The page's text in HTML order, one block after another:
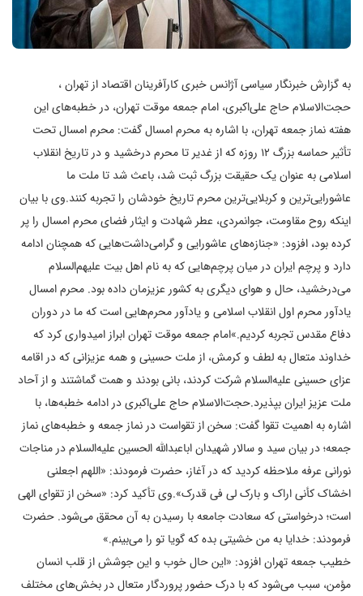
به گزارش خبرنگار سیاسی آژانس خبری کارآفرینان اقتصاد از تهران ،
حجت‌الاسلام حاج علی‌اکبری، امام جمعه موقت تهران، در خطبه‌های این
هفته نماز جمعه تهران، با اشاره به محرم امسال گفت: محرم امسال تحت
تأثیر حماسه بزرگ 12 روزه که از غدیر تا محرم درخشید و در تاریخ انقلاب
اسلامی به عنوان یک حقیقت بزرگ ثبت شد، باعث شد تا ملت ما
عاشورایی‌ترین و کربلایی‌ترین محرم تاریخ خودشان را تجربه کنند.وی با بیان
اینکه روح مقاومت، جوانمردی، عطر شهادت و ایثار فضای محرم امسال را پر
کرده بود، افزود: «جنازه‌های عاشورایی و گرامی‌داشت‌هایی که همچنان ادامه
دارد و پرچم ایران در میان پرچم‌هایی که به نام اهل بیت علیهم‌السلام
می‌درخشید، حال و هوای دیگری به کشور عزیزمان داده بود. محرم امسال
یادآور محرم اول انقلاب اسلامی و یادآور محرم‌هایی است که ما در دوران
دفاع مقدس تجربه کردیم.»امام جمعه موقت تهران ابراز امیدواری کرد که
خداوند متعال به لطف و کرمش، از ملت حسینی و همه عزیزانی که در اقامه
عزای حسینی علیه‌السلام شرکت کردند، بانی بودند و همت گماشتند و از آحاد
ملت عزیز ایران بپذیرد.حجت‌الاسلام حاج علی‌اکبری در ادامه خطبه‌ها، با
اشاره به اهمیت تقوا گفت: سخن از تقواست در نماز جمعه و خطبه‌های نماز
جمعه؛ در بیان سید و سالار شهیدان اباعبدالله الحسین علیه‌السلام در مناجات
نورانی عرفه ملاحظه کردید که در آغاز، حضرت فرمودند: «اللهم اجعلنی
اخشاک کأنی اراک و بارک لی فی قدرک».وی تأکید کرد: «سخن از تقوای الهی
است؛ درخواستی که سعادت جامعه با رسیدن به آن محقق می‌شود. حضرت
فرمودند: خدایا به من خشیتی بده که گویا تو را می‌بینم.»
خطیب جمعه تهران افزود: «این حال خوب و این جوشش از قلب انسان
مؤمن، سبب می‌شود که با درک حضور پروردگار متعال در بخش‌های مختلف